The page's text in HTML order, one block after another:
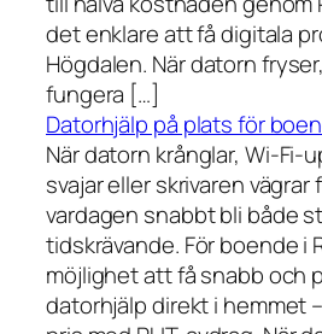
det enklare att få digitala
Högdalen. När datorn
fungera […]
Datorhjälp på plats för
När datorn krånglar, Wi-Fi-
svajar eller skrivaren vägrar
vardagen snabbt bli både
tidskrävande. För boende i
möjlighet att få snabb och
datorhjälp direkt i hemmet